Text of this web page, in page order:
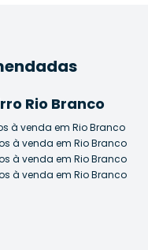
Rio Branco
à venda em Rio Branco
à venda em Rio Branco
à venda em Rio Branco
à venda em Rio Branco